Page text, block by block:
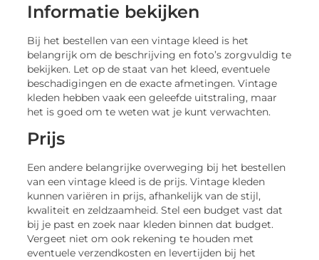
Informatie bekijken
Bij het bestellen van een vintage kleed is het
belangrijk om de beschrijving en foto’s zorgvuldig te
bekijken. Let op de staat van het kleed, eventuele
beschadigingen en de exacte afmetingen. Vintage
kleden hebben vaak een geleefde uitstraling, maar
het is goed om te weten wat je kunt verwachten.
Prijs
Een andere belangrijke overweging bij het bestellen
van een vintage kleed is de prijs. Vintage kleden
kunnen variëren in prijs, afhankelijk van de stijl,
kwaliteit en zeldzaamheid. Stel een budget vast dat
bij je past en zoek naar kleden binnen dat budget.
Vergeet niet om ook rekening te houden met
eventuele verzendkosten en levertijden bij het